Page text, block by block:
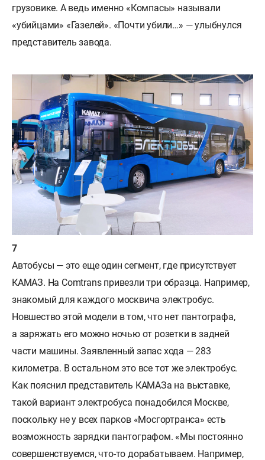
грузовике. А ведь именно «Компасы» называли
«убийцами» «Газелей». «Почти убили…» — улыбнулся
представитель завода.
Автобусы — это еще один сегмент, где присутствует
КАМАЗ. На Comtrans привезли три образца. Например,
знакомый для каждого москвича электробус.
Новшество этой модели в том, что нет пантографа,
а заряжать его можно ночью от розетки в задней
части машины. Заявленный запас хода — 283
километра. В остальном это все тот же электробус.
Как пояснил представитель КАМАЗа на выставке,
такой вариант электробуса понадобился Москве,
поскольку не у всех парков «Мосгортранса» есть
возможность зарядки пантографом. «Мы постоянно
совершенствуемся, что-то дорабатываем. Например,